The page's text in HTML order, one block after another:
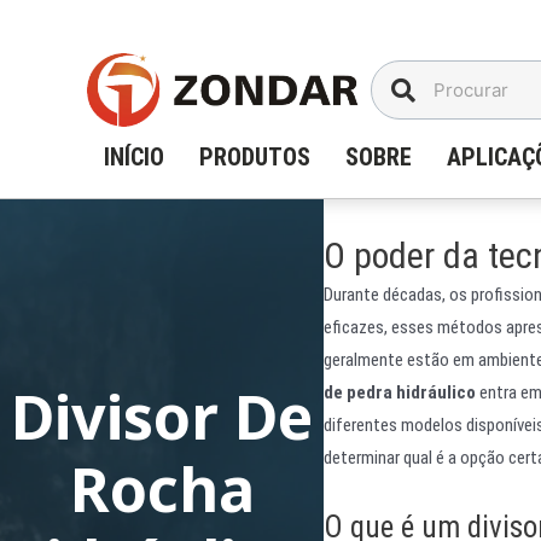
INÍCIO PRODUTOS SOBRE
Divisor De
Rocha
O poder da
Durante décadas, os
eficazes, esses métodos
geralmente estão em
de pedra hidráulico entra
diferentes modelos
determinar qual é a opção
O que é um